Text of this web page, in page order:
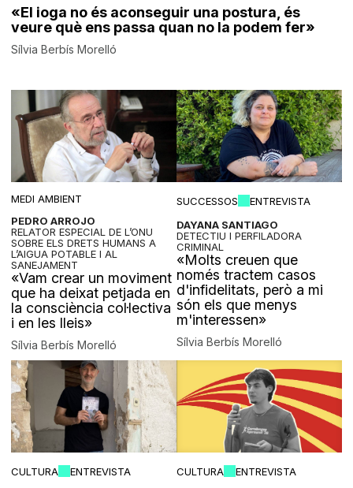
«El ioga no és aconseguir una postura, és
veure què ens passa quan no la podem fer»
Sílvia Berbís Morelló
MEDI AMBIENT
PEDRO ARROJO
RELATOR ESPECIAL DE L’ONU
SOBRE ELS DRETS HUMANS A
L’AIGUA POTABLE I AL
SANEJAMENT
«Vam crear un moviment
que ha deixat petjada en
la consciència col·lectiva
i en les lleis»
Sílvia Berbís Morelló
SUCCESSOS
ENTREVISTA
DAYANA SANTIAGO
DETECTIU I PERFILADORA
CRIMINAL
«Molts creuen que
només tractem casos
d'infidelitats, però a mi
són els que menys
m'interessen»
Sílvia Berbís Morelló
CULTURA
ENTREVISTA
CULTURA
ENTREVISTA